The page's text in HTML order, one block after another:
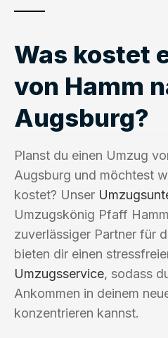
Was kostet
von Hamm
Augsburg?
Planst du einen Umzug
Augsburg und möchtest
kostet? Unser
Umzugskönig Pfaff
zuverlässiger Partner für
bieten dir einen
Umzugsservice, sodass
Ankommen in deinem
konzentrieren kannst.